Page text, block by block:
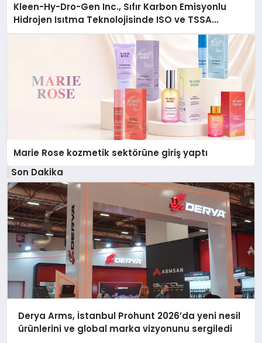
Kleen-Hy-Dro-Gen Inc., Sıfır Karbon Emisyonlu
Hidrojen Isıtma Teknolojisinde ISO ve TSSA
Düzenleyici Onaylarını Aldı
Marie Rose kozmetik sektörüne giriş yaptı
Son Dakika
Derya Arms, İstanbul Prohunt 2026’da yeni nesil
ürünlerini ve global marka vizyonunu sergiledi